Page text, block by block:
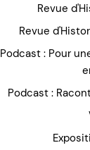
Revue
Revue
Podcast : Pour
Podcast :